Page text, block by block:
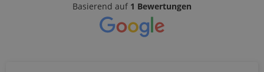
Basierend auf 1 Bewertungen